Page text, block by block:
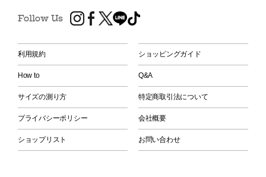
Follow Us
利用規約 ショッピングガイド
How to Q&A
サイズの測り方 特定商取引法について
プライバシーポリシー 会社概要
ショップリスト お問い合わせ